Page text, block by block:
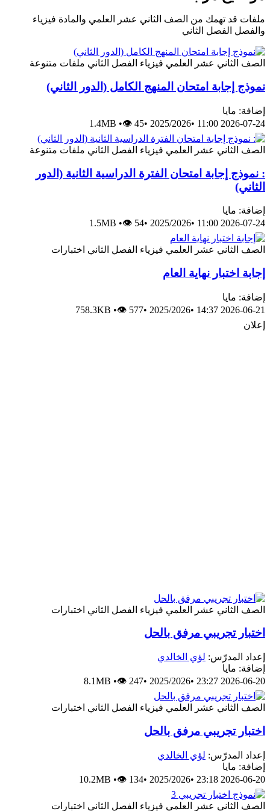
ملفات قد تهمك من الصف الثاني عشر العلمي والمادة فيزياء
والفصل الفصل الثاني
الصف الثاني عشر العلمي فيزياء الفصل الثاني ملفات متنوعة
نموذج إجابة امتحان المنهج الكامل (الدور الثاني)
إضافة: مايا
2026-07-24 11:00
•
2025/2026
•
1.4MB •👁 45
الصف الثاني عشر العلمي فيزياء الفصل الثاني ملفات متنوعة
: نموذج إجابة امتحان الفترة الدراسية الثانية (الدور
الثاني)
إضافة: مايا
2026-07-24 11:00
•
2025/2026
•
1.5MB •👁 54
الصف الثاني عشر العلمي فيزياء الفصل الثاني اختبارات
إجابة اختبار نهاية العام
إضافة: مايا
2026-06-21 14:37
•
2025/2026
•
758.3KB •👁 577
إعلان
الصف الثاني عشر العلمي فيزياء الفصل الثاني اختبارات
اختبار تجريبي مرفق بالحل
إعداد المدرّس: لؤي الخالدي
إضافة: مايا
2026-06-20 23:27
•
2025/2026
•
8.1MB •👁 247
الصف الثاني عشر العلمي فيزياء الفصل الثاني اختبارات
اختبار تجريبي مرفق بالحل
إعداد المدرّس: لؤي الخالدي
إضافة: مايا
2026-06-20 23:18
•
2025/2026
•
10.2MB •👁 134
الصف الثاني عشر العلمي فيزياء الفصل الثاني اختبارات